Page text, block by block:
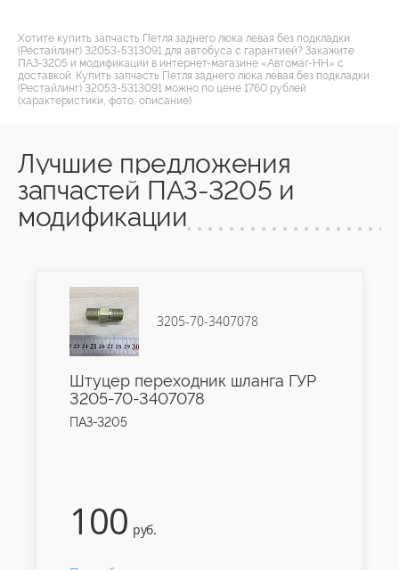
Хотите купить запчасть Петля заднего люка левая без подкладки
(Рестайлинг) 32053-5313091 для автобуса с гарантией? Закажите
ПАЗ-3205 и модификации в интернет-магазине «Автомаг-НН» с
доставкой. Купить запчасть Петля заднего люка левая без подкладки
(Рестайлинг) 32053-5313091 можно по цене 1760 рублей
(характеристики, фото, описание).
Лучшие предложения
запчастей ПАЗ-3205 и
модификации
3205-70-3407078
Штуцер переходник шланга ГУР
3205-70-3407078
ПАЗ-3205
100 руб.